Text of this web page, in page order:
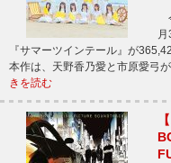
『サマーツインテール』が
本作は、天野香乃愛と市原愛弓
きを読む